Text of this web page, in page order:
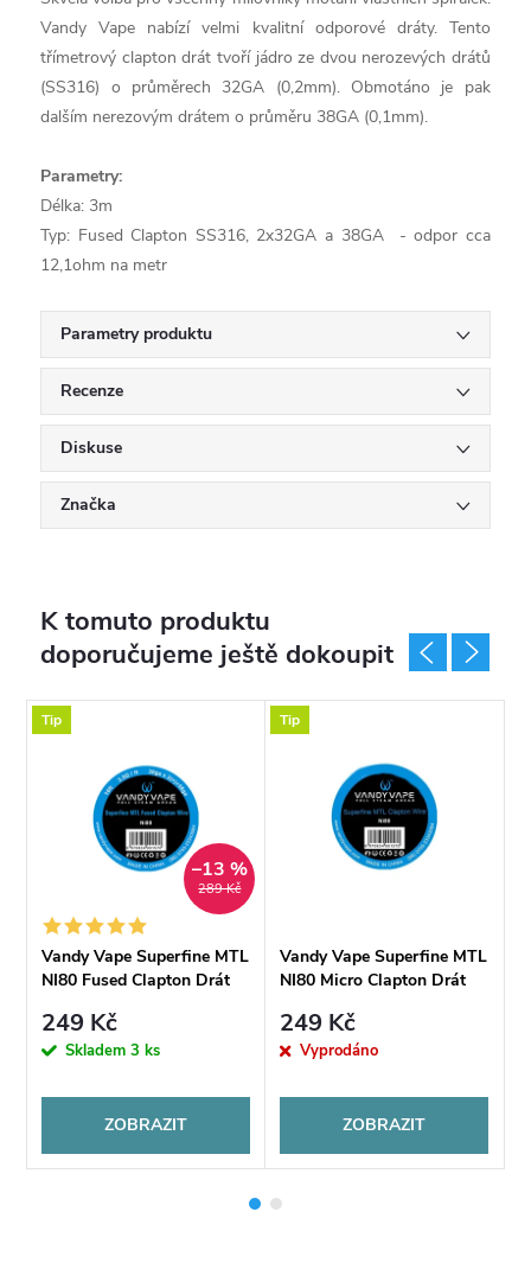
Vandy Vape nabízí velmi kvalitní odporové dráty. Tento
třímetrový clapton drát tvoří jádro ze dvou nerozevých drátů
(SS316) o průměrech 32GA (0,2mm). Obmotáno je pak
dalším nerezovým drátem o průměru 38GA (0,1mm).
Parametry:
Délka: 3m
Typ: Fused Clapton SS316, 2x32GA a 38GA - odpor cca
12,1ohm na metr
Parametry produktu
Recenze
Diskuse
Značka
K tomuto produktu
doporučujeme ještě dokoupit
Tip
289 Kč
–13 %
Vandy Vape Superfine MTL
NI80 Fused Clapton Drát
249 Kč
Skladem3 ks
ZOBRAZIT
Tip
Vandy Vape Superfine MTL
NI80 Micro Clapton Drát
249 Kč
Vyprodáno
ZOBRAZIT